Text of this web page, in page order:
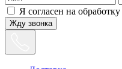
Я согласен на обработку
Жду звонка